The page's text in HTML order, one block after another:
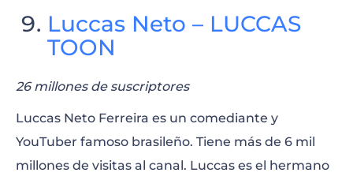
Luccas Neto – LUCCAS
TOON
26 millones de suscriptores
Luccas Neto Ferreira es un comediante y
YouTuber famoso brasileño. Tiene más de 6 mil
millones de visitas al canal. Luccas es el hermano